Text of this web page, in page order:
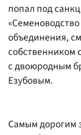
попал под
объединения,
собственником
с двоюродным
Езубовым.
Самым дорогим